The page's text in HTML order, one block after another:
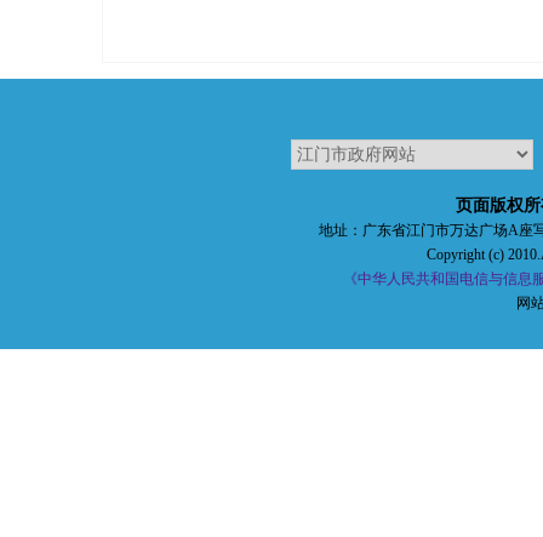
页面版权
地址：广东省江门市万达广场A座
Copyright (c)
《中华人民共和国电信与信息
网